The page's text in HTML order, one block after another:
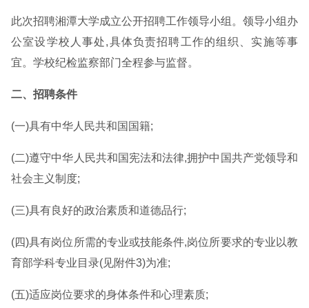
此次招聘湘潭大学成立公开招聘工作领导小组。领导小组办
公室设学校人事处,具体负责招聘工作的组织、实施等事
宜。学校纪检监察部门全程参与监督。
二、招聘条件
(一)具有中华人民共和国国籍;
(二)遵守中华人民共和国宪法和法律,拥护中国共产党领导和
社会主义制度;
(三)具有良好的政治素质和道德品行;
(四)具有岗位所需的专业或技能条件,岗位所要求的专业以教
育部学科专业目录(见附件3)为准;
(五)适应岗位要求的身体条件和心理素质;